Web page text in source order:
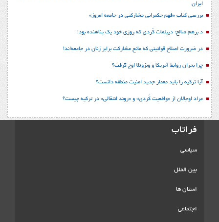
ایران
بررسی کتاب «فهم حکمرانی مشارکتی در جامعه امروز»
د.برهم صالح؛ دیپلمات کُردی که روزی خود یک پناهنده بود!
در ضرورت اصلاح قوانینی که مانع مشارکت برابر زنان در جامعه‌اند!
چرا بحران روابط آمریکا و ونزوئلا اوج گرفت؟
آیا ترکیه را باید معمار جدید امنیت منطقه دانست؟
مراد اوجالان از «واقعیت کُردی» و «روند انتقالی» در ترکیه چیست؟
فراتاب
سیاسی
بین الملل
استان ها
اجتماعی